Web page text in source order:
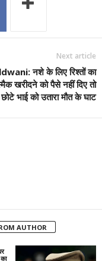
Next article
नशे के लिए रिश्‍तों का
खरीदने को पैसे नहीं दिए तो
भाई को उतारा मौत के घाट
AUTHOR